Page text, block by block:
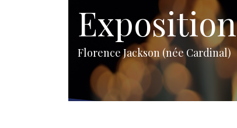
Exposition
Florence Jackson (née Cardinal)